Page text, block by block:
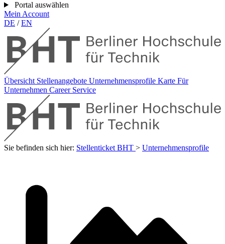
Portal auswählen
Mein Account
DE /EN
Übersicht Stellenangebote Unternehmensprofile Karte Für
Unternehmen Career Service
Sie befinden sich hier: Stellenticket BHT > Unternehmensprofile